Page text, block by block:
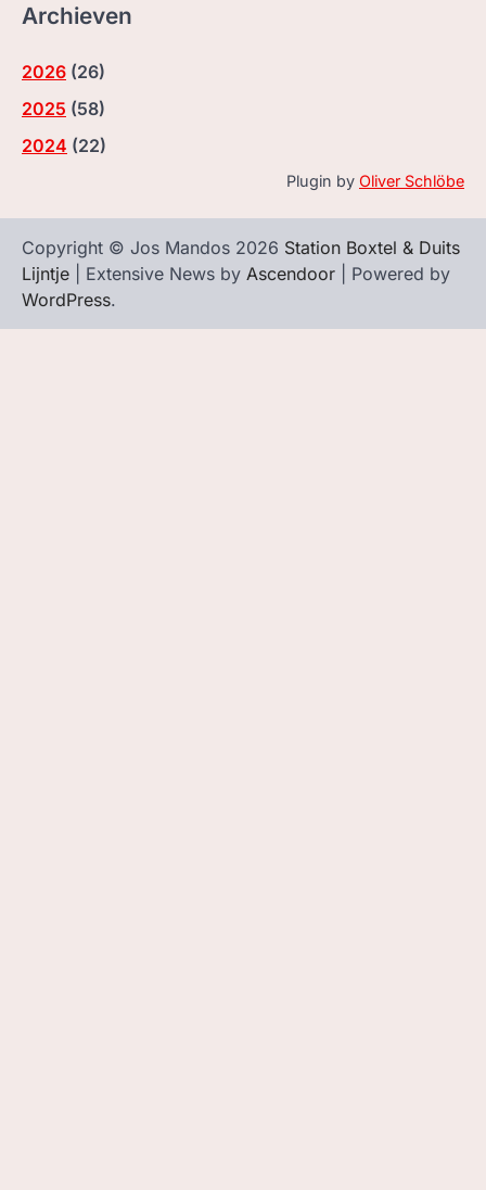
Archieven
2026 (26)
2025 (58)
2024 (22)
Plugin by Oliver Schlöbe
Copyright © Jos Mandos 2026 Station Boxtel & Duits
Lijntje | Extensive News by Ascendoor | Powered by
WordPress.